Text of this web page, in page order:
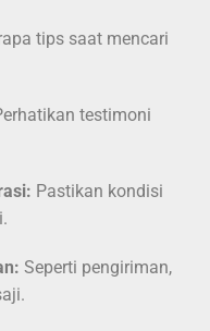
tips saat mencari
testimoni
Pastikan kondisi
Seperti pengiriman,